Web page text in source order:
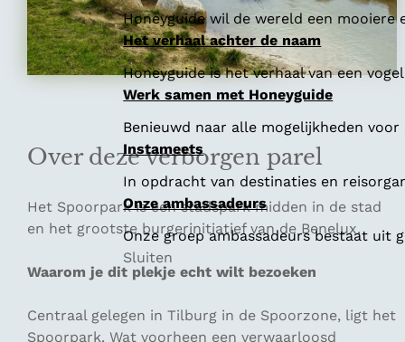
Honeyguide wil de wereld een
Het verhaal achter de naam
Honeyguide is het verhaal van een
Werk samen met Honeyguide
Benieuwd naar alle mogelijkheden
Instameets
In opdracht van destinaties en
Onze ambassadeurs
Onze groep ambassadeurs bestaat uit
Sluiten
Over deze verborgen parel
Het Spoorpark is een stadspark midden in de stad
en het grootste burgerinitiatief van de Benelux.
Waarom je dit plekje echt wilt bezoeken
Centraal gelegen in Tilburg in de Spoorzone, ligt het
Spoorpark. Wat voorheen een verwaarloosd